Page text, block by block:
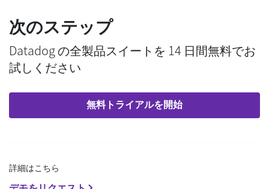
次のステップ
Datadog の全製品スイートを 14 日間無料でお
試しください
無料トライアルを開始
詳細はこちら